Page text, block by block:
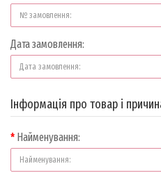
Дата замовлення:
Інформація про товар і
Найменування: